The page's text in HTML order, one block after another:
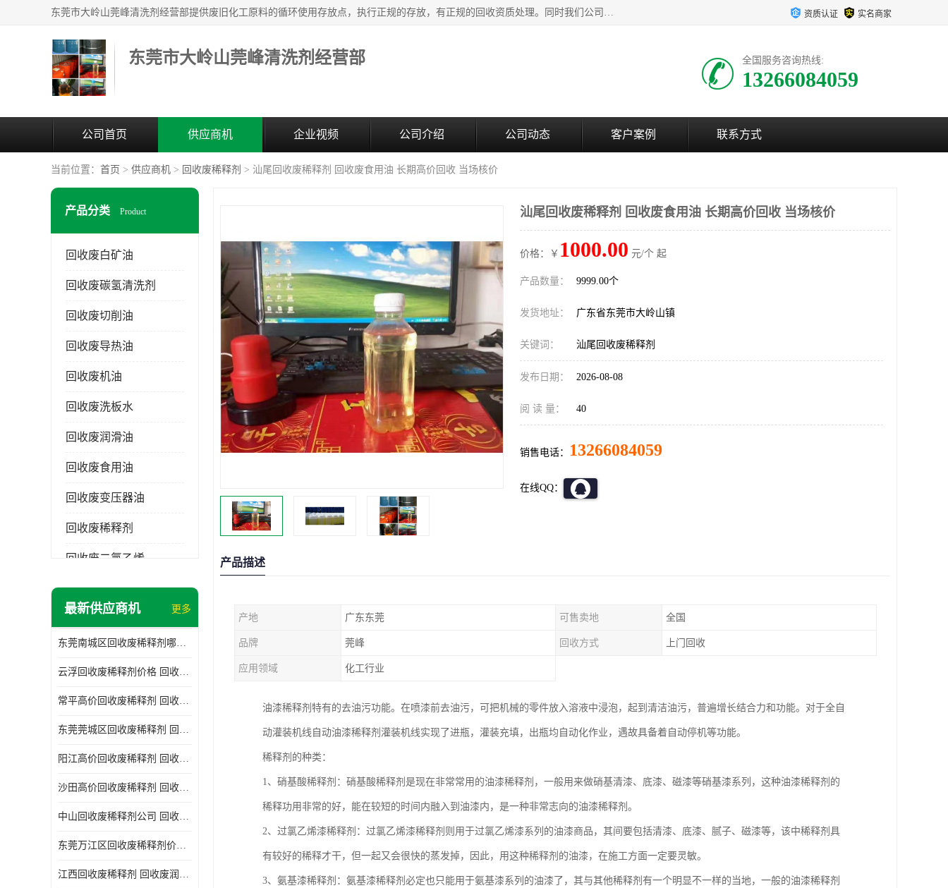
东莞市大岭山莞峰清洗剂经营部提供废旧化工原料的循环使用存放点，执行正规的存放，有正规的回收资质处理。同时我们公司批发零售回收级清洗剂，废液压油、废变压油、废清洗剂、脱模油、再生基础油，质量保证。 资质认证 实名商家
东莞市大岭山莞峰清洗剂经营部 全国服务咨询热线:
13266084059
公司首页 供应商机 企业视频 公司介绍 公司动态 客户案例 联系方式
当前位置： 首页 > 供应商机 > 回收废稀释剂 > 汕尾回收废稀释剂 回收废食用油 长期高价回收 当场核价
产品分类 Product
回收废白矿油
回收废碳氢清洗剂
回收废切削油
回收废导热油
回收废机油
回收废洗板水
回收废润滑油
回收废食用油
回收废变压器油
回收废稀释剂
回收废二氯乙烯
回收废清洗剂
回收废三氯乙烯
回收废清洗液
最新供应商机 更多
东莞南城区回收废稀释剂哪家好 回收废清洗剂
云浮回收废稀释剂价格 回收废润滑油
常平高价回收废稀释剂 回收废碳氢清洗剂
东莞莞城区回收废稀释剂 回收废食用油
阳江高价回收废稀释剂 回收废二氯甲烷
沙田高价回收废稀释剂 回收废机油
中山回收废稀释剂公司 回收废切削油
东莞万江区回收废稀释剂价格 回收废白电油
江西回收废稀释剂 回收废润滑油
汕尾回收废稀释剂 回收废食用油 长期高价回收 当场核价
价格：￥ 1000.00 元/个 起
产品数量： 9999.00个
发货地址： 广东省东莞市大岭山镇
关键词： 汕尾回收废稀释剂
发布日期： 2026-08-08
阅 读 量： 40
销售电话： 13266084059
在线QQ：
产品描述
产地 广东东莞 可售卖地 全国
品牌 莞峰 回收方式 上门回收
应用领域 化工行业
油漆稀释剂特有的去油污功能。在喷漆前去油污，可把机械的零件放入溶液中浸泡，起到清洁油污，普遍增长结合力和功能。对于全自
动灌装机线自动油漆稀释剂灌装机线实现了进瓶，灌装充填，出瓶均自动化作业，遇故具备着自动停机等功能。
稀释剂的种类：
1、硝基酸稀释剂：硝基酸稀释剂是现在非常常用的油漆稀释剂，一般用来做硝基清漆、底漆、磁漆等硝基漆系列，这种油漆稀释剂的
稀释功用非常的好，能在较短的时间内融入到油漆内，是一种非常志向的油漆稀释剂。
2、过氯乙烯漆稀释剂：过氯乙烯漆稀释剂则用于过氯乙烯漆系列的油漆商品，其间要包括清漆、底漆、腻子、磁漆等，该中稀释剂具
有较好的稀释才干，但一起又会很快的蒸发掉，因此，用这种稀释剂的油漆，在施工方面一定要灵敏。
3、氨基漆稀释剂：氨基漆稀释剂必定也只能用于氨基漆系列的油漆了，其与其他稀释剂有一个明显不一样的当地，一般的油漆稀释剂